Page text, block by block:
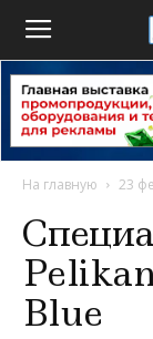
На главную 23
Blue